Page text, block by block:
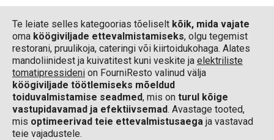
Te leiate selles kategoorias tõeliselt kõik, mida vajate
oma köögiviljade ettevalmistamiseks, olgu tegemist
restorani, pruulikoja, cateringi või kiirtoidukohaga. Alates
mandoliinidest ja kuivatitest kuni veskite ja elektriliste
tomatipressideni on FourniResto valinud välja
köögiviljade töötlemiseks mõeldud
toiduvalmistamise seadmed, mis on turul kõige
vastupidavamad ja efektiivsemad. Avastage tooted,
mis optimeerivad teie ettevalmistusaega ja vastavad
teie vajadustele.